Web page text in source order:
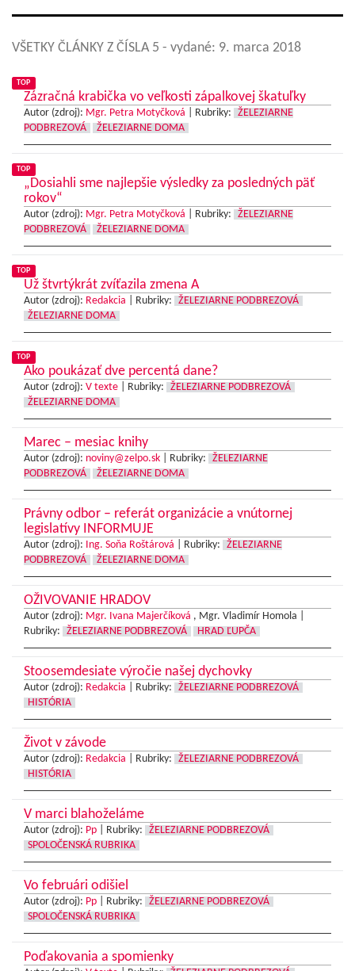
VŠETKY ČLÁNKY Z ČÍSLA 5 - vydané: 9. marca 2018
TOP
Zázračná krabička vo veľkosti zápalkovej škatuľky
Autor (zdroj): Mgr. Petra Motyčková Rubriky:
ŽELEZIARNE
PODBREZOVÁ
ŽELEZIARNE DOMA
TOP
„Dosiahli sme najlepšie výsledky za posledných päť
rokov“
Autor (zdroj): Mgr. Petra Motyčková Rubriky:
ŽELEZIARNE
PODBREZOVÁ
ŽELEZIARNE DOMA
TOP
Už štvrtýkrát zvíťazila zmena A
Autor (zdroj): Redakcia Rubriky:
ŽELEZIARNE PODBREZOVÁ
ŽELEZIARNE DOMA
TOP
Ako poukázať dve percentá dane?
Autor (zdroj): V texte Rubriky:
ŽELEZIARNE PODBREZOVÁ
ŽELEZIARNE DOMA
Marec – mesiac knihy
Autor (zdroj): noviny@zelpo.sk Rubriky:
ŽELEZIARNE
PODBREZOVÁ
ŽELEZIARNE DOMA
Právny odbor – referát organizácie a vnútornej
legislatívy INFORMUJE
Autor (zdroj): Ing. Soňa Roštárová Rubriky:
ŽELEZIARNE
PODBREZOVÁ
ŽELEZIARNE DOMA
OŽIVOVANIE HRADOV
Autor (zdroj): Mgr. Ivana Majerčíková , Mgr. Vladimír Homola |
Rubriky:
ŽELEZIARNE PODBREZOVÁ HRAD ĽUPČA
Stoosemdesiate výročie našej dychovky
Autor (zdroj): Redakcia Rubriky:
ŽELEZIARNE PODBREZOVÁ
HISTÓRIA
Život v závode
Autor (zdroj): Redakcia Rubriky:
ŽELEZIARNE PODBREZOVÁ
HISTÓRIA
V marci blahoželáme
Autor (zdroj): Pp Rubriky:
ŽELEZIARNE PODBREZOVÁ
SPOLOČENSKÁ RUBRIKA
Vo februári odišiel
Autor (zdroj): Pp Rubriky:
ŽELEZIARNE PODBREZOVÁ
SPOLOČENSKÁ RUBRIKA
Poďakovania a spomienky